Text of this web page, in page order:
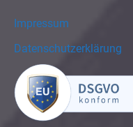
Impressum
Datenschutzerklärung